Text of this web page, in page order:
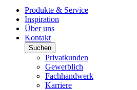
Produkte & Service
Inspiration
Über uns
Kontakt
Suchen
Privatkunden
Gewerblich
Fachhandwerk
Karriere